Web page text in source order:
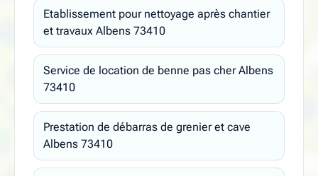
Etablissement pour nettoyage après chantier
et travaux Albens 73410
Service de location de benne pas cher Albens
73410
Prestation de débarras de grenier et cave
Albens 73410